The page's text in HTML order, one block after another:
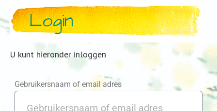
Login
U kunt hieronder inloggen
Gebruikersnaam of email adres